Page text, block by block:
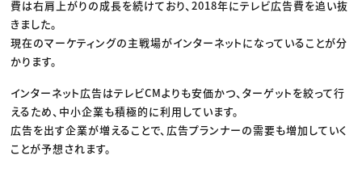
費は右肩上がりの成長を続けており、2018年にテレビ広告費を追い抜
きました。
現在のマーケティングの主戦場がインターネットになっていることが分
かります。
インターネット広告はテレビCMよりも安価かつ、ターゲットを絞って行
えるため、中小企業も積極的に利用しています。
広告を出す企業が増えることで、広告プランナーの需要も増加していく
ことが予想されます。